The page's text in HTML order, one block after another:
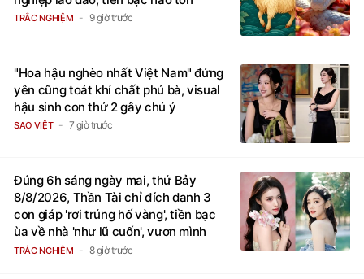
TRẮC NGHIỆM 9 giờ trước
"Hoa hậu nghèo nhất Việt Nam" đứng
yên cũng toát khí chất phú bà, visual
hậu sinh con thứ 2 gây chú ý
SAO VIỆT 7 giờ trước
Đúng 6h sáng ngày mai, thứ Bảy
8/8/2026, Thần Tài chỉ đích danh 3
con giáp 'rơi trúng hố vàng', tiền bạc
ùa về nhà 'như lũ cuốn', vươn mình
thành đại gia trong phút chốc
TRẮC NGHIỆM 8 giờ trước